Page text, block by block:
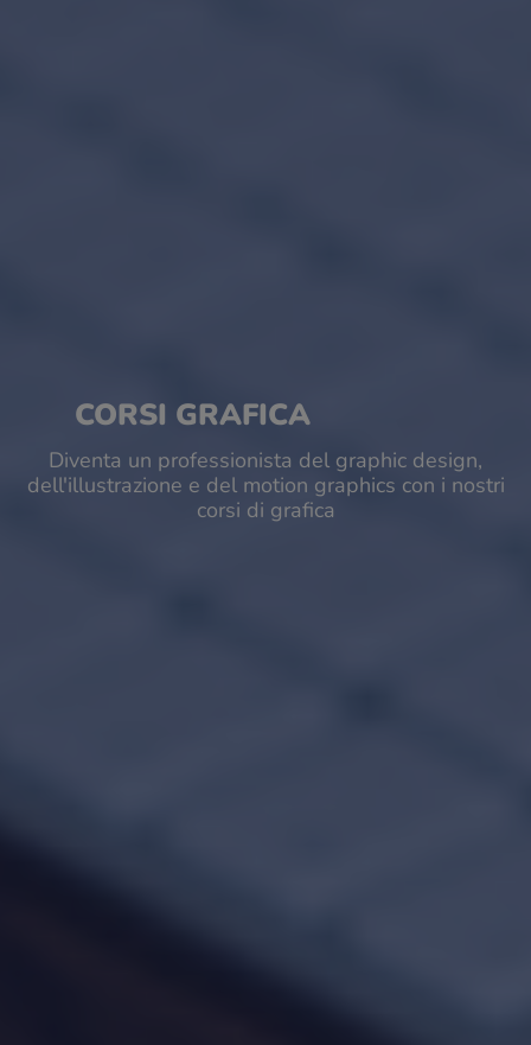
CORSI GRAFICA
Diventa un professionista del graphic design,
dell'illustrazione e del motion graphics con i nostri
corsi di grafica